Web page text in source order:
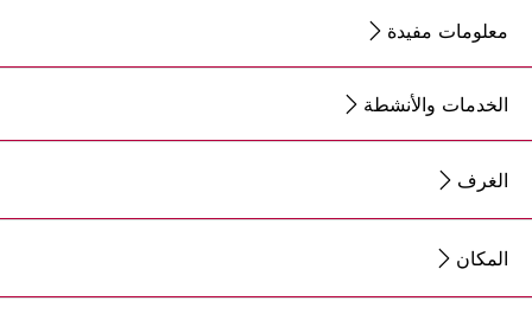
معلومات مفيدة
الخدمات والأنشطة
الغرف
المكان